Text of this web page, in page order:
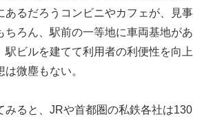
あるだろうコンビニやカフェが、見事
ちろん、駅前の一等地に車両基地があ
駅ビルを建てて利用者の利便性を向上
微塵もない。
みると、JRや首都圏の私鉄各社は130